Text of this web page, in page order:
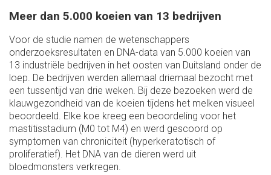
Meer dan 5.000 koeien van 13 bedrijven
Voor de studie namen de wetenschappers
onderzoeksresultaten en DNA-data van 5.000 koeien van
13 industriële bedrijven in het oosten van Duitsland onder de
loep. De bedrijven werden allemaal driemaal bezocht met
een tussentijd van drie weken. Bij deze bezoeken werd de
klauwgezondheid van de koeien tijdens het melken visueel
beoordeeld. Elke koe kreeg een beoordeling voor het
mastitisstadium (M0 tot M4) en werd gescoord op
symptomen van chroniciteit (hyperkeratotisch of
proliferatief). Het DNA van de dieren werd uit
bloedmonsters verkregen.